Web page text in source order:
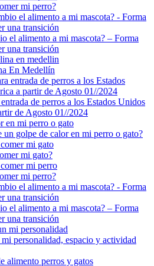
mi perro?
el alimento a mi mascota? – Forma
una transición
En Medellín
de perros a los Estados Unidos
de Agosto 01//2024
un golpe de calor en mi perro o gato?
mi gato?
mi perro?
el alimento a mi mascota? – Forma
una transición
personalidad, espacio y actividad